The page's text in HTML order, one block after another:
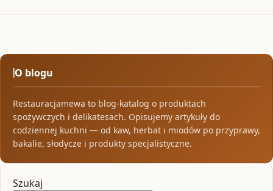
O blogu
Restauracjamewa to blog-katalog o produktach
spożywczych i delikatesach. Opisujemy artykuły do
codziennej kuchni — od kaw, herbat i miodów po przyprawy,
bakalie, słodycze i produkty specjalistyczne.
Szukaj